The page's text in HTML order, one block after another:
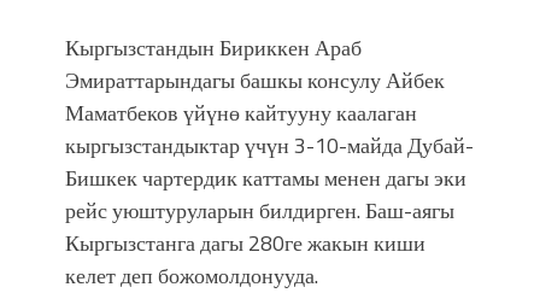
Кыргызстандын Бириккен Араб
Эмираттарындагы башкы консулу Айбек
Маматбеков үйүнө кайтууну каалаган
кыргызстандыктар үчүн 3-10-майда Дубай-
Бишкек чартердик каттамы менен дагы эки
рейс уюштуруларын билдирген. Баш-аягы
Кыргызстанга дагы 280ге жакын киши
келет деп божомолдонууда.